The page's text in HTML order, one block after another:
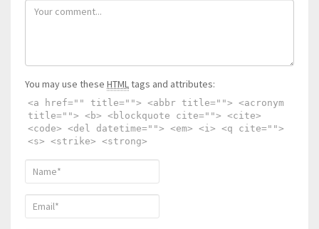
You may use these HTMLtags and attributes:
<a href="" title=""> <abbr title=""> <acronym
title=""> <b> <blockquote cite=""> <cite>
<code> <del datetime=""> <em> <i> <q cite="">
<s> <strike> <strong>